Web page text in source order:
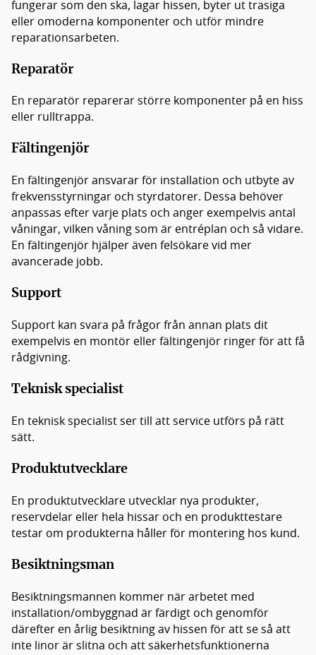
fungerar som den ska, lagar hissen, byter ut trasiga
eller omoderna komponenter och utför mindre
reparationsarbeten.
Reparatör
En reparatör reparerar större komponenter på en hiss
eller rulltrappa.
Fältingenjör
En fältingenjör ansvarar för installation och utbyte av
frekvensstyrningar och styrdatorer. Dessa behöver
anpassas efter varje plats och anger exempelvis antal
våningar, vilken våning som är entréplan och så vidare.
En fältingenjör hjälper även felsökare vid mer
avancerade jobb.
Support
Support kan svara på frågor från annan plats dit
exempelvis en montör eller fältingenjör ringer för att få
rådgivning.
Teknisk specialist
En teknisk specialist ser till att service utförs på rätt
sätt.
Produktutvecklare
En produktutvecklare utvecklar nya produkter,
reservdelar eller hela hissar och en produkttestare
testar om produkterna håller för montering hos kund.
Besiktningsman
Besiktningsmannen kommer när arbetet med
installation/ombyggnad är färdigt och genomför
därefter en årlig besiktning av hissen för att se så att
inte linor är slitna och att säkerhetsfunktionerna